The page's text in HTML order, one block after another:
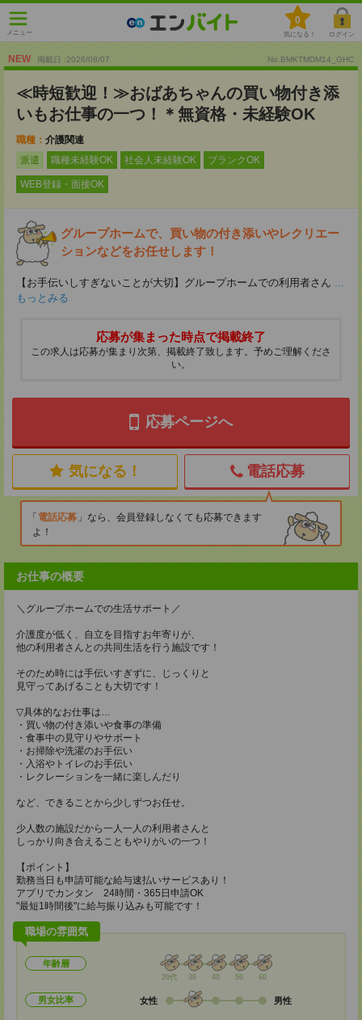
メニュー
0
気になる！ ログイン
NEW 掲載日 :2026/08/07 No.BMKTMDM14_GHC
≪時短歓迎！≫おばあちゃんの買い物付き添
いもお仕事の一つ！＊無資格・未経験OK
職種： 介護関連
派遣
職種未経験OK 社会人未経験OK ブランクOK
WEB登録・面接OK
グループホームで、買い物の付き添いやレクリエー
ションなどをお任せします！
【お手伝いしすぎないことが大切】グループホームでの利用者さん ...
もっとみる
応募が集まった時点で掲載終了
この求人は応募が集まり次第、掲載終了致します。予めご理解くださ
い。
応募ページへ
気になる！ 電話応募
電話応募
なら、会員登録しなくても応募できます
よ！
お仕事の概要
＼グループホームでの生活サポート／
介護度が低く、自立を目指すお年寄りが、
他の利用者さんとの共同生活を行う施設です！
そのため時には手伝いすぎずに、じっくりと
見守ってあげることも大切です！
▽具体的なお仕事は…
・買い物の付き添いや食事の準備
・食事中の見守りやサポート
・お掃除や洗濯のお手伝い
・入浴やトイレのお手伝い
・レクレーションを一緒に楽しんだり
など、できることから少しずつお任せ。
少人数の施設だから一人一人の利用者さんと
しっかり向き合えることもやりがいの一つ！
【ポイント】
勤務当日も申請可能な給与速払いサービスあり！
アプリでカンタン 24時間・365日申請OK
"最短1時間後"に給与振り込みも可能です！
職場の雰囲気
年齢層
20代 30 40 50 60
男女比率 女性 男性